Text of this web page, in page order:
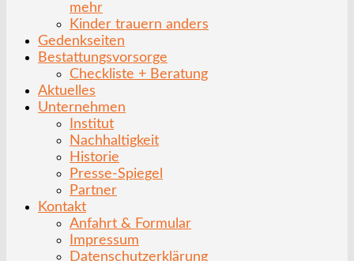
mehr
Kinder trauern anders
Gedenkseiten
Bestattungsvorsorge
Checkliste + Beratung
Aktuelles
Unternehmen
Institut
Nachhaltigkeit
Historie
Presse-Spiegel
Partner
Kontakt
Anfahrt & Formular
Impressum
Datenschutzerklärung